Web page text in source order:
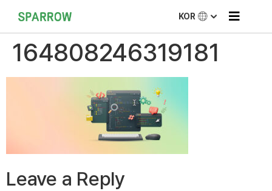
KOR
164808246319181
Leave a Reply